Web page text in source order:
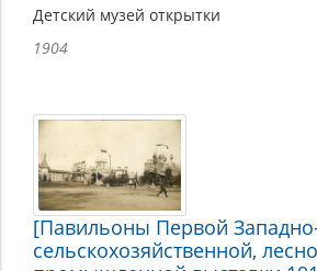
Детский музей открытки
1904
[Павильоны Первой
сельскохозяйственной,